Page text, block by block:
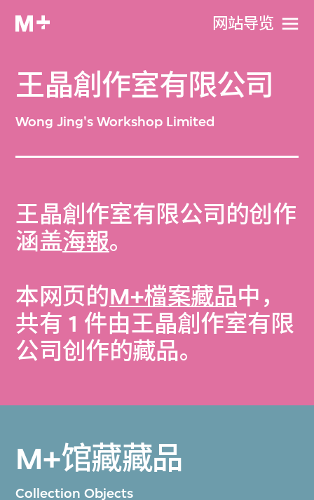
网站导览
王晶創作室有限公司
Wong Jing's Workshop Limited
王晶創作室有限公司的创作
涵盖海報。
本网页的M+檔案藏品中，
共有 1 件由王晶創作室有限
公司创作的藏品。
M+馆藏藏品
Collection Objects